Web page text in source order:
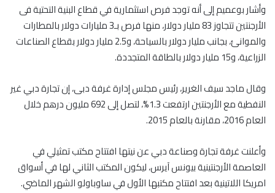
وأشار بوعميم إلى أنه توجد فرص استثمارية في قطاع البنية التحتية فى
الأرجنتين تتجاوز 83 مليار دولار، منها فرص بـ3 مليارات دولار بالمطارات
والموانئ، بجانب مليار دولار بالسياحة، و2.5 مليار دولار بقطاع الصناعات
الزراعية، و15 مليار دولار بالطاقة المتجددة.
وقال ماجد سيف الغرير، رئيس مجلس إدارة غرفة دبى، إن تجارة دبي غير
النفطية مع الأرجنتين ارتفعت 1.3%، لتصل إلى 692 مليون درهم خلال
العام 2016، مقارنة بالعام 2015.
وأعلنت غرفة تجارة وصناعة دبي عن نيتها افتتاح مكتب تمثيلي في
العاصمة الأرجنتينية بيونس آيرس، ليكون المكتب الثاني لها في أسواق
امريكا اللاتينية بعد افتتاح مكتبها الأول في ساوباولو الشهر الماضي.